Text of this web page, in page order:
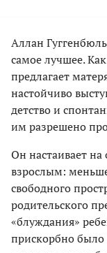
Аллан
самое лучшее.
предлагает
настойчиво
детство и
им разрешено
Он настаивает
взрослым:
свободного
родительского
«блуждания»
прискорбно было